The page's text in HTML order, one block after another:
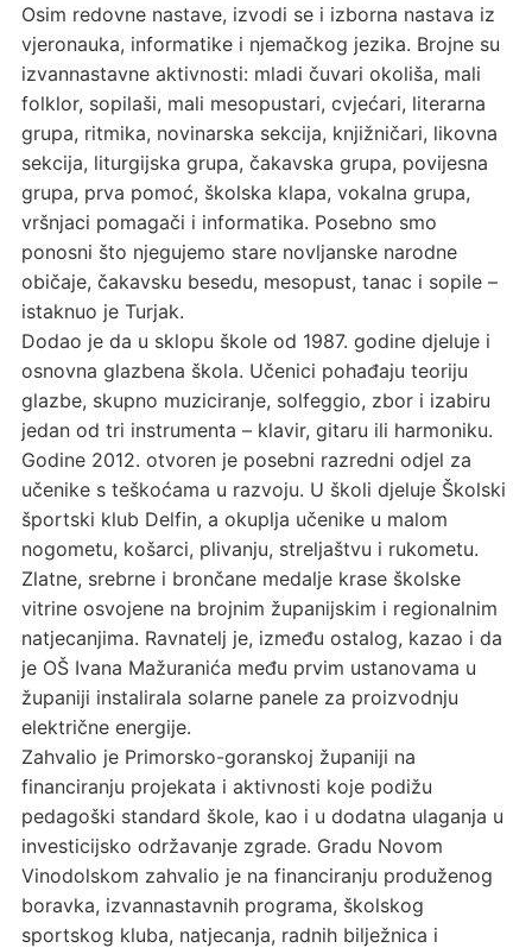
Osim redovne nastave, izvodi se i izborna nastava iz
vjeronauka, informatike i njemačkog jezika. Brojne su
izvannastavne aktivnosti: mladi čuvari okoliša, mali
folklor, sopilaši, mali mesopustari, cvjećari, literarna
grupa, ritmika, novinarska sekcija, knjižničari, likovna
sekcija, liturgijska grupa, čakavska grupa, povijesna
grupa, prva pomoć, školska klapa, vokalna grupa,
vršnjaci pomagači i informatika. Posebno smo
ponosni što njegujemo stare novljanske narodne
običaje, čakavsku besedu, mesopust, tanac i sopile –
istaknuo je Turjak.
Dodao je da u sklopu škole od 1987. godine djeluje i
osnovna glazbena škola. Učenici pohađaju teoriju
glazbe, skupno muziciranje, solfeggio, zbor i izabiru
jedan od tri instrumenta – klavir, gitaru ili harmoniku.
Godine 2012. otvoren je posebni razredni odjel za
učenike s teškoćama u razvoju. U školi djeluje Školski
športski klub Delfin, a okuplja učenike u malom
nogometu, košarci, plivanju, streljaštvu i rukometu.
Zlatne, srebrne i brončane medalje krase školske
vitrine osvojene na brojnim županijskim i regionalnim
natjecanjima. Ravnatelj je, između ostalog, kazao i da
je OŠ Ivana Mažuranića među prvim ustanovama u
županiji instalirala solarne panele za proizvodnju
električne energije.
Zahvalio je Primorsko-goranskoj županiji na
financiranju projekata i aktivnosti koje podižu
pedagoški standard škole, kao i u dodatna ulaganja u
investicijsko održavanje zgrade. Gradu Novom
Vinodolskom zahvalio je na financiranju produženog
boravka, izvannastavnih programa, školskog
sportskog kluba, natjecanja, radnih bilježnica i